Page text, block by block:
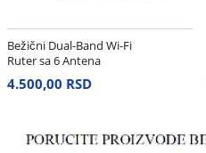
Bežični Dual-Band Wi-Fi
Ruter sa 6 Antena
4.500,00 RSD